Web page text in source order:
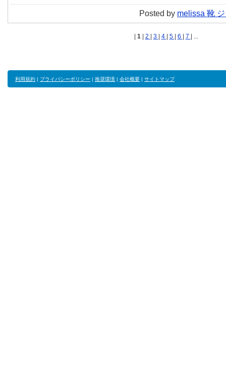
Posted by melissa 靴
1 2 3 4 5 6 7 | ...
利用規約 | プライバシーポリシー | 推奨環境 | 会社概要 | サイトマップ